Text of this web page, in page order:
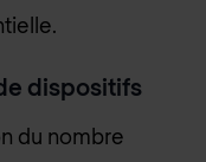
dispositifs
du nombre